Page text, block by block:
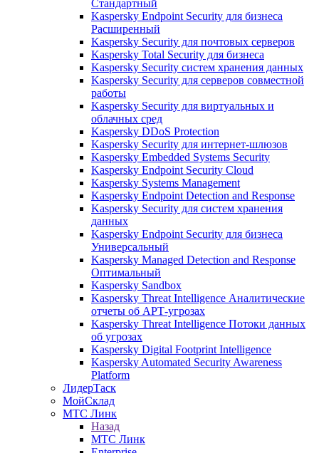
Стандартный
Kaspersky Endpoint Security для бизнеса
Расширенный
Kaspersky Security для почтовых серверов
Kaspersky Total Security для бизнеса
Kaspersky Security систем хранения данных
Kaspersky Security для серверов совместной
работы
Kaspersky Security для виртуальных и
облачных сред
Kaspersky DDoS Protection
Kaspersky Security для интернет-шлюзов
Kaspersky Embedded Systems Security
Kaspersky Endpoint Security Cloud
Kaspersky Systems Management
Kaspersky Endpoint Detection and Response
Kaspersky Security для систем хранения
данных
Kaspersky Endpoint Security для бизнеса
Универсальный
Kaspersky Managed Detection and Response
Оптимальный
Kaspersky Sandbox
Kaspersky Threat Intelligence Аналитические
отчеты об АРТ-угрозах
Kaspersky Threat Intelligence Потоки данных
об угрозах
Kaspersky Digital Footprint Intelligence
Kaspersky Automated Security Awareness
Platform
ЛидерТаск
МойСклад
МТС Линк
Назад
МТС Линк